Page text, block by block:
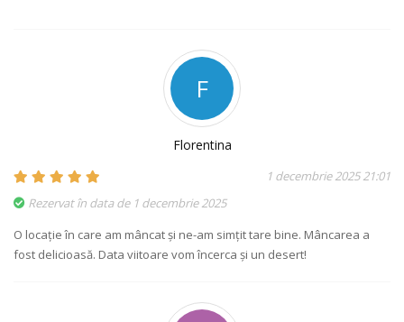
F
Florentina
1 decembrie 2025 21:01
Rezervat în data de 1 decembrie 2025
O locație în care am mâncat și ne-am simțit tare bine. Mâncarea a
fost delicioasă. Data viitoare vom încerca și un desert!